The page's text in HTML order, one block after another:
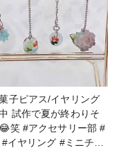
た😊 ☻︎下に敷いてい
均さんの商品です😊
り方を説明するほどの
いので💦 材料のみを
範囲で投稿します☺️参考
#粘土
#うさぎ饅頭
子ピアス/イヤリング
りそ
サリー部 #